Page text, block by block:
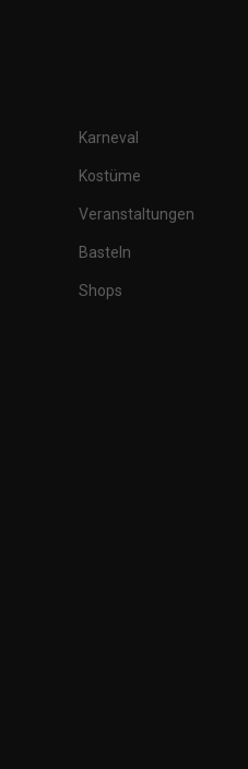
Karneval
Kostüme
Veranstaltungen
Basteln
Shops